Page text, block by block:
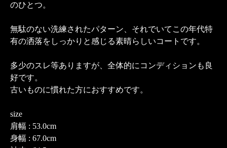
のひとつ。
無駄のない洗練されたパターン、それでいてこの年代特
有の洒落をしっかりと感じる素晴らしいコートです。
多少のスレ等ありますが、全体的にコンディションも良
好です。
古いものに慣れた方におすすめです。
size
肩幅 : 53.0cm
身幅 : 67.0cm